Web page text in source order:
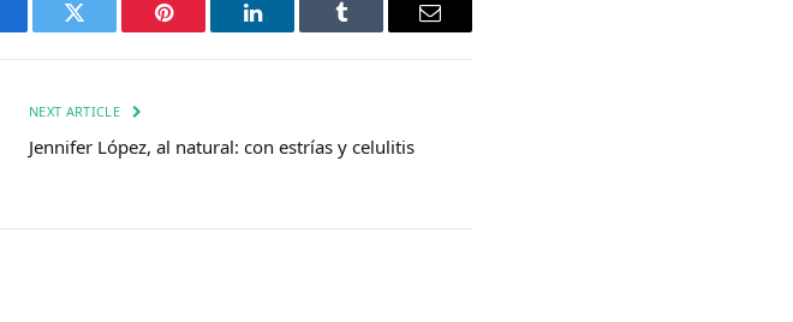
Twitter Pinterest LinkedIn Tumblr Email
NEXT ARTICLE
Jennifer López, al natural: con estrías y celulitis